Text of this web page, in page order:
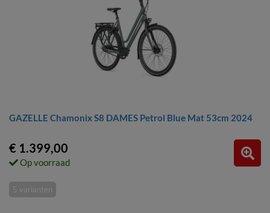
GAZELLE Chamonix S8 DAMES Petrol Blue Mat 53cm 2024
€ 1.399,00
Op voorraad
5 varianten